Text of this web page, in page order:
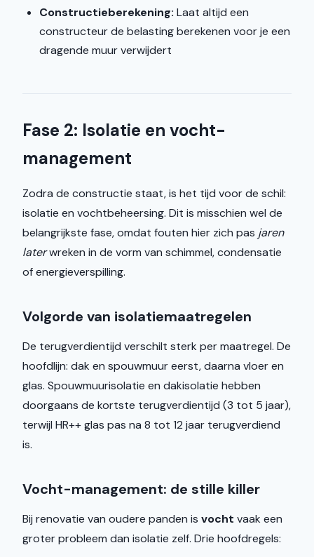
Constructieberekening: Laat altijd een
constructeur de belasting berekenen voor je een
dragende muur verwijdert
Fase 2: Isolatie en vocht-
management
Zodra de constructie staat, is het tijd voor de schil:
isolatie en vochtbeheersing. Dit is misschien wel de
belangrijkste fase, omdat fouten hier zich pas jaren
laterwreken in de vorm van schimmel, condensatie
of energieverspilling.
Volgorde van isolatiemaatregelen
De terugverdientijd verschilt sterk per maatregel. De
hoofdlijn: dak en spouwmuur eerst, daarna vloer en
glas. Spouwmuurisolatie en dakisolatie hebben
doorgaans de kortste terugverdientijd (3 tot 5 jaar),
terwijl HR++ glas pas na 8 tot 12 jaar terugverdiend
is.
Vocht-management: de stille killer
Bij renovatie van oudere panden is vocht vaak een
groter probleem dan isolatie zelf. Drie hoofdregels: